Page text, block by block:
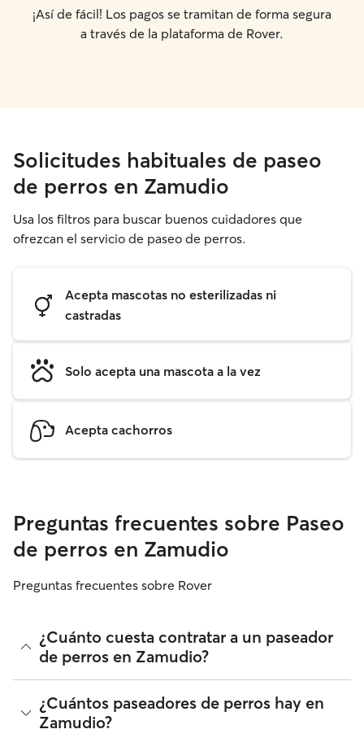
¡Así de fácil! Los pagos se tramitan de forma segura
a través de la plataforma de Rover.
Solicitudes habituales de paseo
de perros en Zamudio
Usa los filtros para buscar buenos cuidadores que
ofrezcan el servicio de paseo de perros.
Acepta mascotas no esterilizadas ni
castradas
Solo acepta una mascota a la vez
Acepta cachorros
Preguntas frecuentes sobre Paseo
de perros en Zamudio
Preguntas frecuentes sobre Rover
¿Cuánto cuesta contratar a un paseador
de perros en Zamudio?
Los paseadores de perros de Rover tienen plena libertad
para fijar sus tarifas. El coste medio de un paseador de
perros en Zamudio en Rover en agosto 2026 fue de
¿Cuántos paseadores de perros hay en
Zamudio?